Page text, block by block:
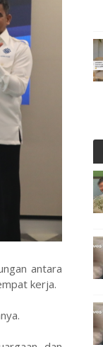
antara
kerja.